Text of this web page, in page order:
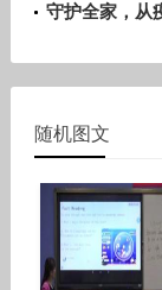
守护全家，从
随机图文